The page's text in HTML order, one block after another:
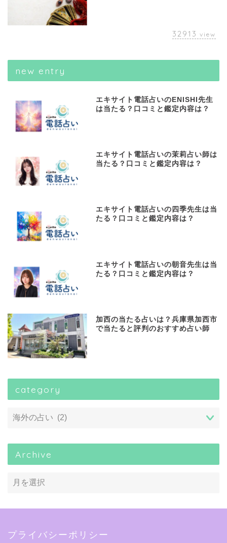
32913 view
new entry
エキサイト電話占いのENISHI先生
は当たる？口コミと鑑定内容は？
エキサイト電話占いの茉莉占い師は
当たる？口コミと鑑定内容は？
エキサイト電話占いの四季先生は当
たる？口コミと鑑定内容は？
エキサイト電話占いの朝音先生は当
たる？口コミと鑑定内容は？
加西の当たる占いは？兵庫県加西市
で当たると評判のおすすめ占い師
category
Archive
プライバシーポリシー